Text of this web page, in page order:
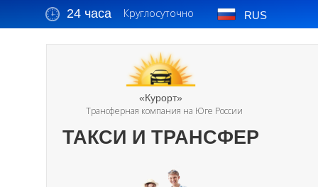
24 часа Круглосуточно RUS
«Курорт»
Трансферная компания на Юге России
ТАКСИ И ТРАНСФЕР